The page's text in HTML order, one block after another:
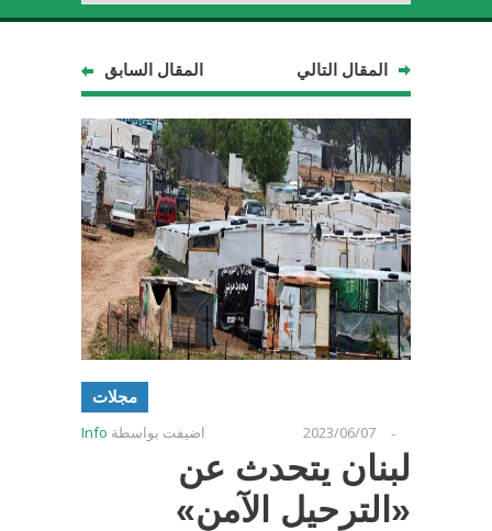
المقال السابق المقال التالي
مجلات
اضيفت بواسطة Info -
2023/06/07
لبنان يتحدث عن
«الترحيل الآمن»